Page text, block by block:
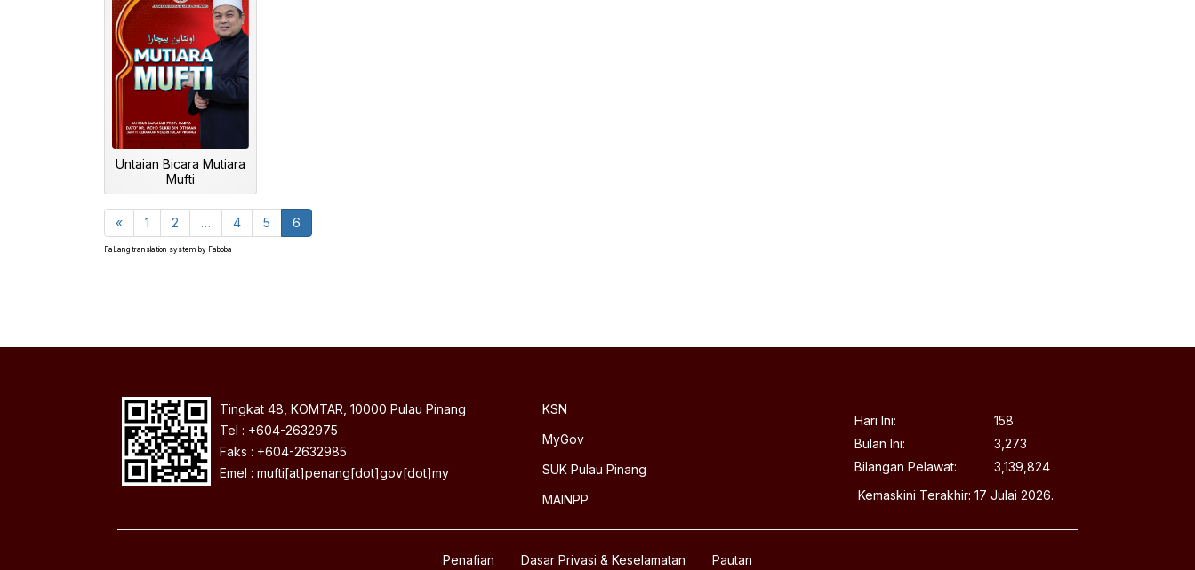
Untaian Bicara Mutiara
Mufti
« 1 2 … 4 5 6
FaLang translation system by Faboba
Tingkat 48, KOMTAR, 10000 Pulau Pinang
Tel : +604-2632975
Faks : +604-2632985
Emel : mufti[at]penang[dot]gov[dot]my
KSN
MyGov
SUK Pulau Pinang
MAINPP
Hari Ini:
158
Bulan Ini:
3,273
Bilangan Pelawat:
3,139,824
Kemaskini Terakhir: 17 Julai 2026.
Penafian Dasar Privasi & Keselamatan Pautan